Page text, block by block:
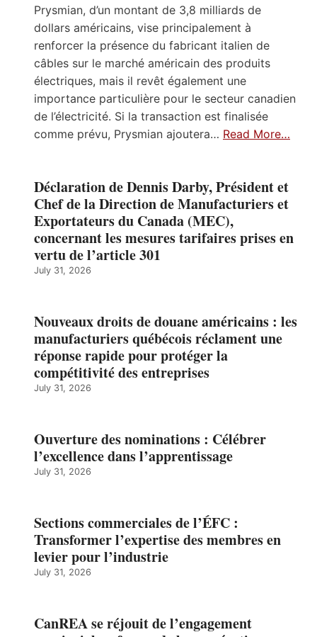
Prysmian, d’un montant de 3,8 milliards de
dollars américains, vise principalement à
renforcer la présence du fabricant italien de
câbles sur le marché américain des produits
électriques, mais il revêt également une
importance particulière pour le secteur canadien
de l’électricité. Si la transaction est finalisée
comme prévu, Prysmian ajoutera… Read More…
Déclaration de Dennis Darby, Président et
Chef de la Direction de Manufacturiers et
Exportateurs du Canada (MEC),
concernant les mesures tarifaires prises en
vertu de l’article 301
July 31, 2026
Nouveaux droits de douane américains : les
manufacturiers québécois réclament une
réponse rapide pour protéger la
compétitivité des entreprises
July 31, 2026
Ouverture des nominations : Célébrer
l’excellence dans l’apprentissage
July 31, 2026
Sections commerciales de l’ÉFC :
Transformer l’expertise des membres en
levier pour l’industrie
July 31, 2026
CanREA se réjouit de l’engagement